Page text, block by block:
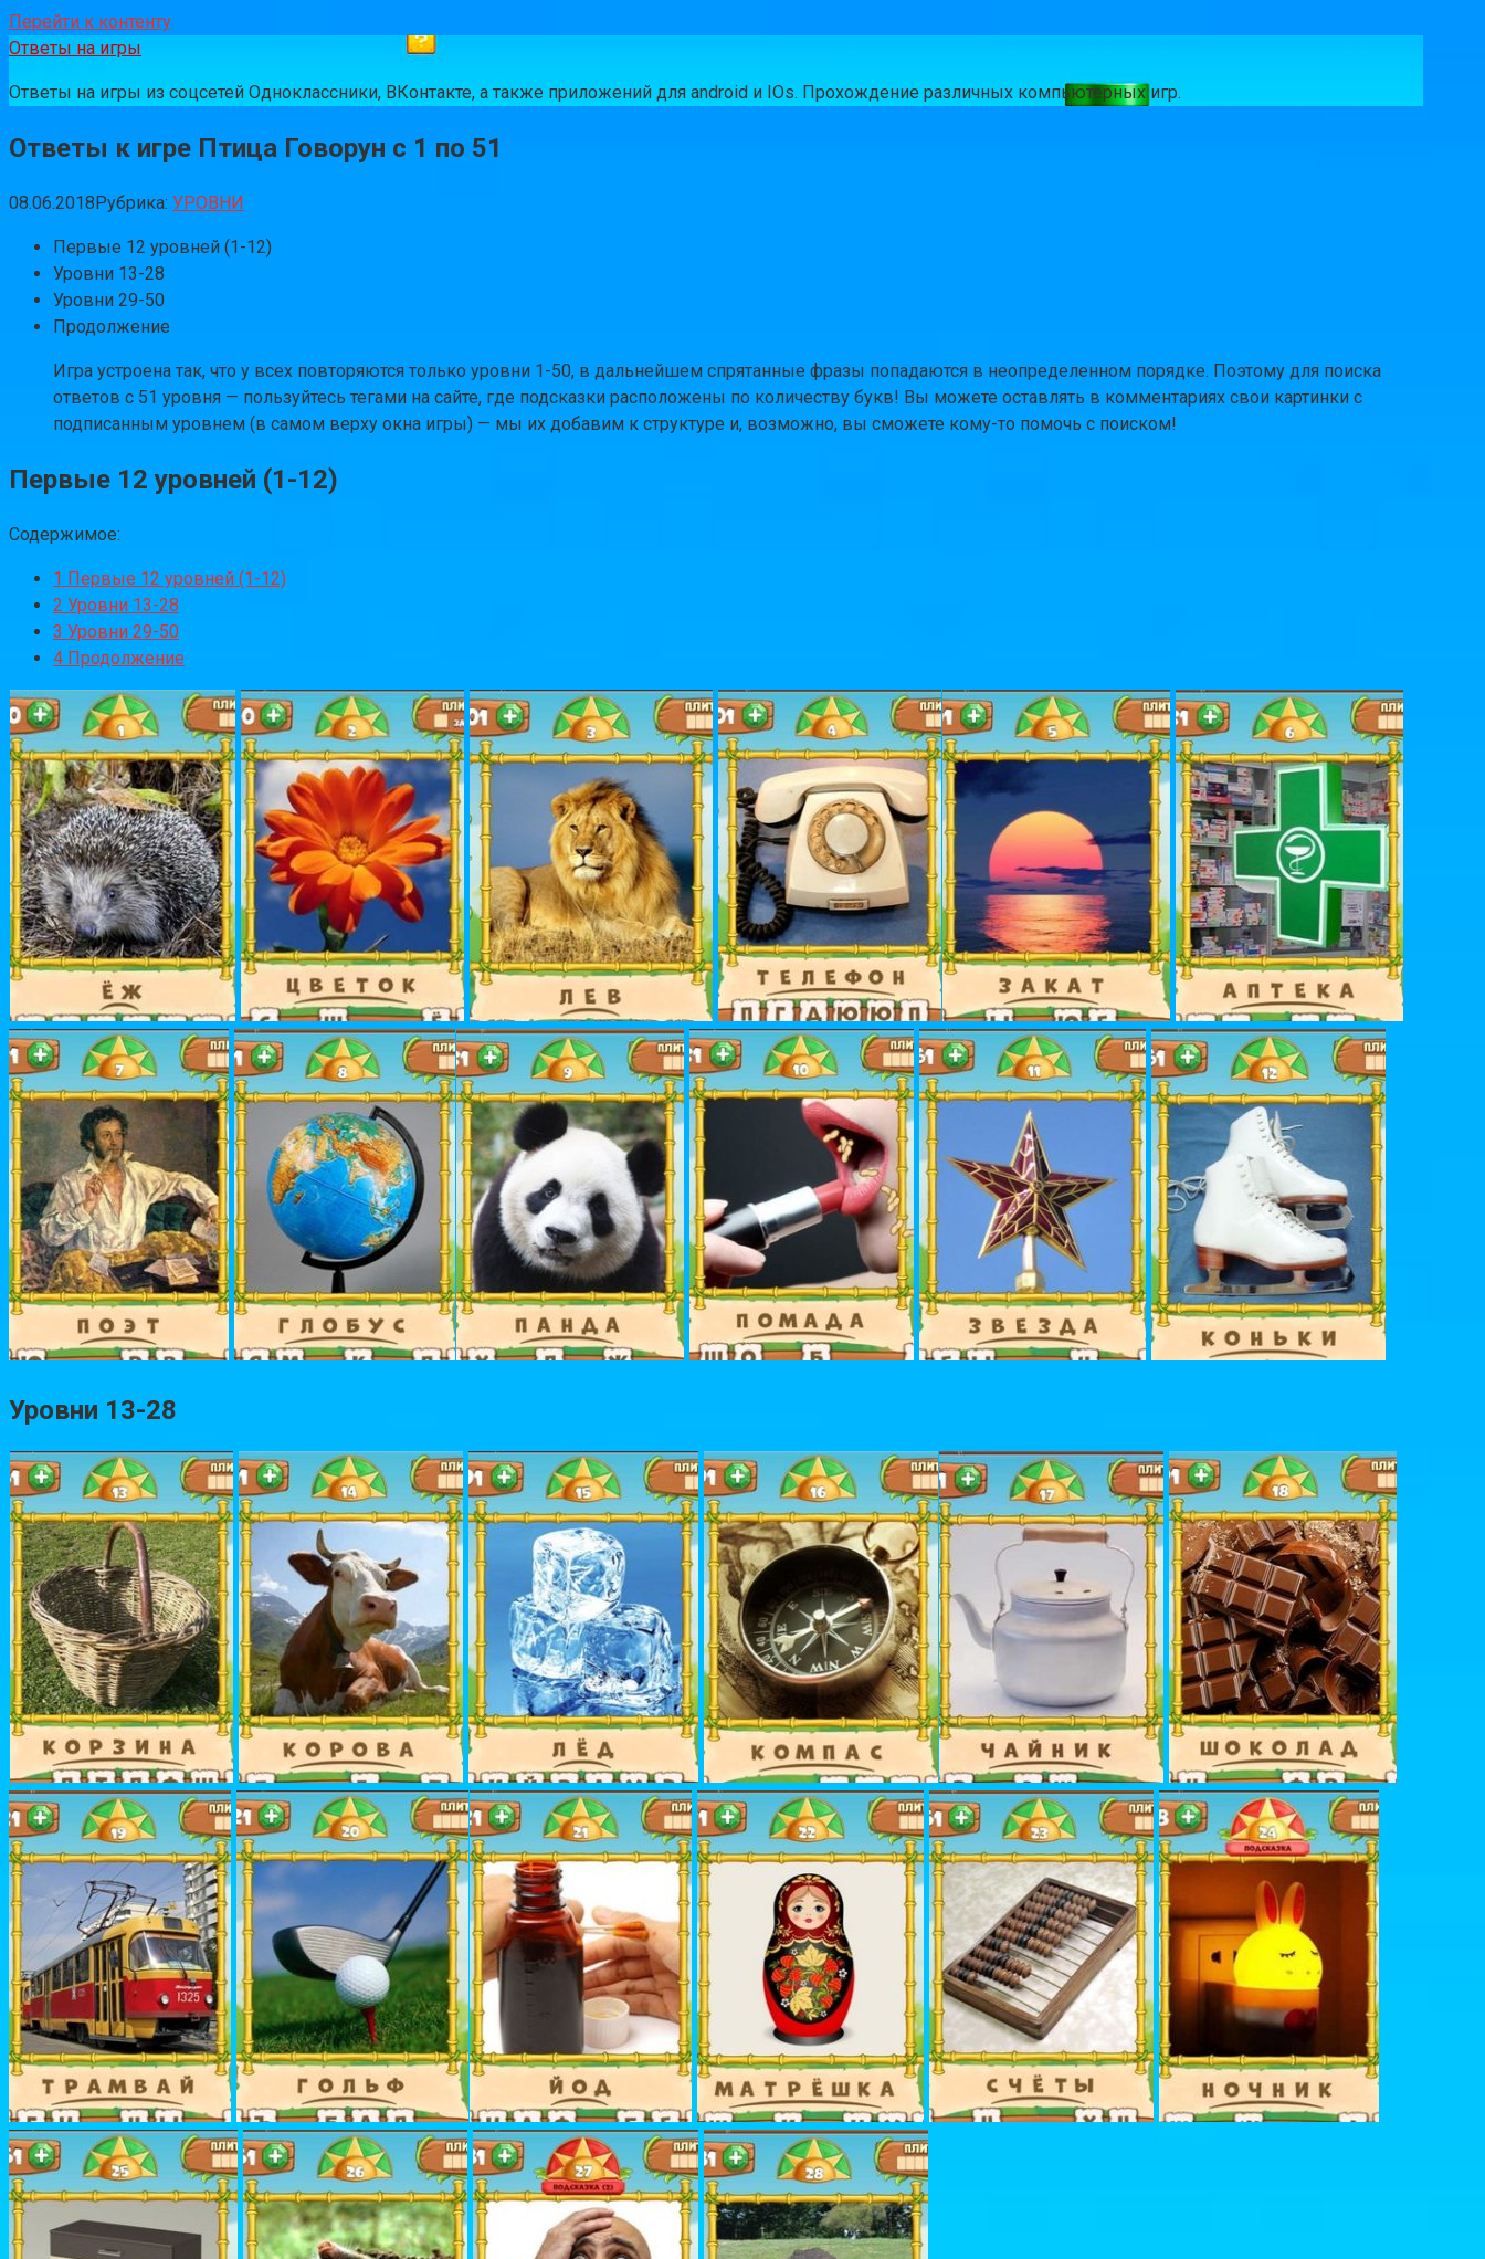
Перейти к контенту
Ответы на игры
Ответы на игры из соцсетей Одноклассники, ВКонтакте, а также приложений для android и IOs. Прохождение различных компьютерных игр.
Ответы к игре Птица Говорун с 1 по 51
08.06.2018Рубрика: УРОВНИ
Первые 12 уровней (1-12)
Уровни 13-28
Уровни 29-50
Продолжение
Игра устроена так, что у всех повторяются только уровни 1-50, в дальнейшем спрятанные фразы попадаются в неопределенном порядке. Поэтому для поиска
ответов с 51 уровня — пользуйтесь тегами на сайте, где подсказки расположены по количеству букв! Вы можете оставлять в комментариях свои картинки с
подписанным уровнем (в самом верху окна игры) — мы их добавим к структуре и, возможно, вы сможете кому-то помочь с поиском!
Первые 12 уровней (1-12)
Содержимое:
1 Первые 12 уровней (1-12)
2 Уровни 13-28
3 Уровни 29-50
4 Продолжение
Уровни 13-28